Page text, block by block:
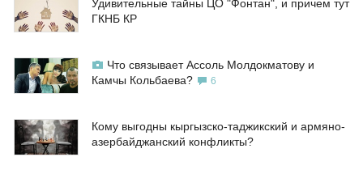
Удивительные тайны ЦО "Фонтан", и причем тут
ГКНБ КР
Что связывает Ассоль Молдокматову и
Камчы Кольбаева?
6
Кому выгодны кыргызско-таджикский и армяно-
азербайджанский конфликты?